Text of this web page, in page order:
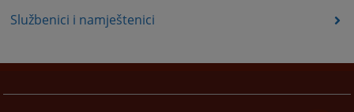
Službenici i namještenici